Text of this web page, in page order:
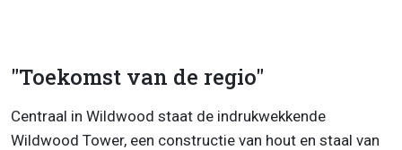
"Toekomst van de regio"
Centraal in Wildwood staat de indrukwekkende
Wildwood Tower, een constructie van hout en staal van